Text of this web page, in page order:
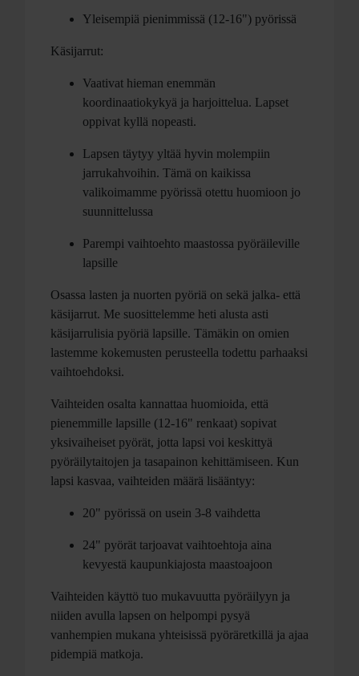
Yleisempiä pienimmissä (12-16") pyörissä
Käsijarrut:
Vaativat hieman enemmän
koordinaatiokykyä ja harjoittelua. Lapset
oppivat kyllä nopeasti.
Lapsen täytyy yltää hyvin molempiin
jarrukahvoihin. Tämä on kaikissa
valikoimamme pyörissä otettu huomioon jo
suunnittelussa
Parempi vaihtoehto maastossa pyöräileville
lapsille
Osassa lasten ja nuorten pyöriä on sekä jalka- että
käsijarrut. Me suosittelemme heti alusta asti
käsijarrulisia pyöriä lapsille. Tämäkin on omien
lastemme kokemusten perusteella todettu parhaaksi
vaihtoehdoksi.
Vaihteiden osalta kannattaa huomioida, että
pienemmille lapsille (12-16" renkaat) sopivat
yksivaiheiset pyörät, jotta lapsi voi keskittyä
pyöräilytaitojen ja tasapainon kehittämiseen. Kun
lapsi kasvaa, vaihteiden määrä lisääntyy:
20" pyörissä on usein 3-8 vaihdetta
24" pyörät tarjoavat vaihtoehtoja aina
kevyestä kaupunkiajosta maastoajoon
Vaihteiden käyttö tuo mukavuutta pyöräilyyn ja
niiden avulla lapsen on helpompi pysyä
vanhempien mukana yhteisissä pyöräretkillä ja ajaa
pidempiä matkoja.